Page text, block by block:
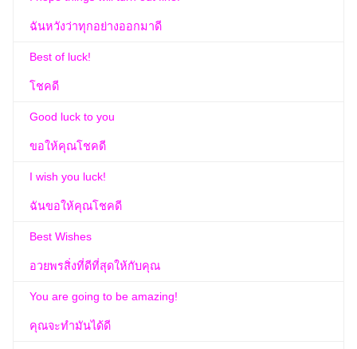
ฉันหวังว่าทุกอย่างออกมาดี
Best of luck!
โชคดี
Good luck to you
ขอให้คุณโชคดี
I wish you luck!
ฉันขอให้คุณโชคดี
Best Wishes
อวยพรสิ่งที่ดีที่สุดให้กับคุณ
You are going to be amazing!
คุณจะทำมันได้ดี